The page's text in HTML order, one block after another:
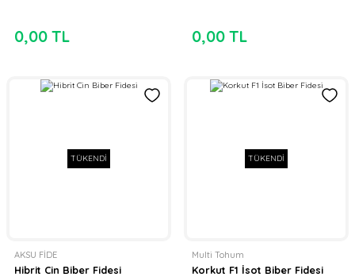
0,00 TL 0,00 TL
TÜKENDİ
AKSU FİDE
Hibrit Cin Biber Fidesi
TÜKENDİ
Multi Tohum
Korkut F1 İsot Biber Fidesi